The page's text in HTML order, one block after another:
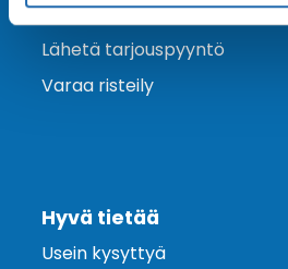
Asiakaspalvelu
Lähetä tarjouspyyntö
Varaa risteily
Hyvä tietää
Usein kysyttyä